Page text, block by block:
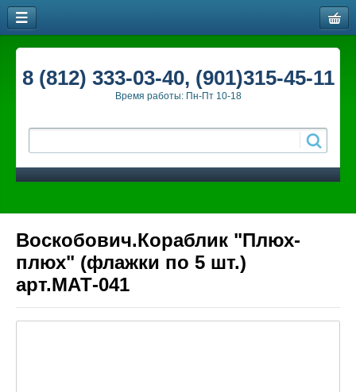
8 (812) 333-03-40, (901)315-45-11
Время работы: Пн-Пт 10-18
Воскобович.Кораблик "Плюх-
плюх" (флажки по 5 шт.)
арт.МАТ-041